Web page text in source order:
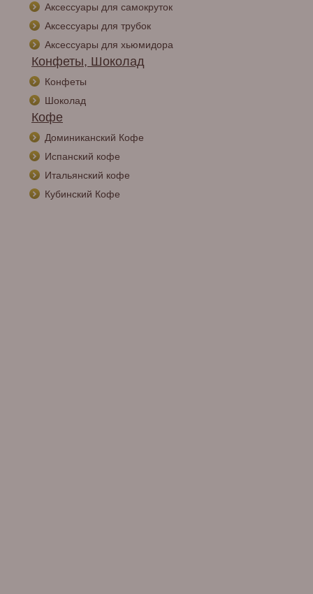
Аксессуары для самокруток
Аксессуары для трубок
Аксессуары для хьюмидора
Конфеты, Шоколад
Конфеты
Шоколад
Кофе
Доминиканский Кофе
Испанский кофе
Итальянский кофе
Кубинский Кофе